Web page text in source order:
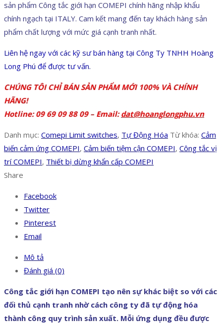
sản phẩm Công tắc giới hạn COMEPI chính hãng nhập khẩu
chính ngạch tại ITALY. Cam kết mang đến tay khách hàng sản
phẩm chất lượng với mức giá cạnh tranh nhất.
Liên hệ ngay với các kỹ sư bán hàng tại Công Ty TNHH Hoàng
Long Phú để được tư vấn.
CHÚNG TÔI CHỈ BÁN SẢN PHẨM MỚI 100% VÀ CHÍNH
HÃNG!
Hotline: 09 69 09 88 09 – Email:dat@hoanglongphu.vn
Danh mục: Comepi Limit switches, Tự Động Hóa Từ khóa: Cảm
biến cảm ứng COMEPI, Cảm biến tiệm cận COMEPI, Công tắc vị
trí COMEPI, Thiết bị dừng khẩn cấp COMEPI
Share
Facebook
Twitter
Pinterest
Email
Mô tả
Đánh giá (0)
Công tắc giới hạn COMEPI tạo nên sự khác biệt so với các
đối thủ cạnh tranh nhờ cách công ty đã tự động hóa
thành công quy trình sản xuất. Mỗi ứng dụng đều được